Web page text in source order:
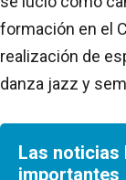
formación en el
realización de
danza jazz y
Las noticias
importantes